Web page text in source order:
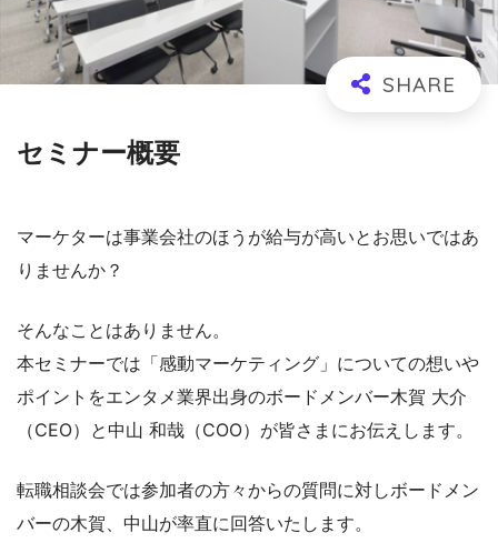
セミナー概要
マーケターは事業会社のほうが給与が高いとお思いではあ
りませんか？
そんなことはありません。
本セミナーでは「感動マーケティング」についての想いや
ポイントをエンタメ業界出身のボードメンバー木賀 大介
（CEO）と中山 和哉（COO）が皆さまにお伝えします。
転職相談会では参加者の方々からの質問に対しボードメン
バーの木賀、中山が率直に回答いたします。